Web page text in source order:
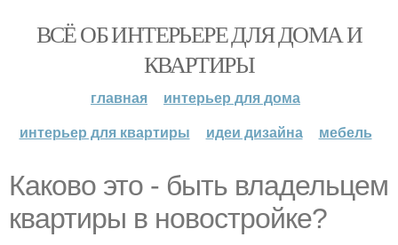
ВСЁ ОБ ИНТЕРЬЕРЕ ДЛЯ ДОМА И
КВАРТИРЫ
главная
интерьер для дома
интерьер для квартиры
идеи дизайна мебель
Каково это - быть владельцем
квартиры в новостройке?